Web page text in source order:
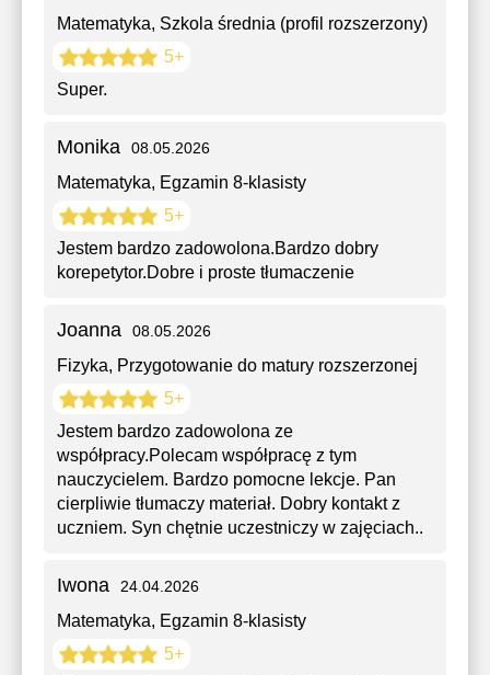
Matematyka, Szkola średnia (profil rozszerzony)
5+
Super.
Monika 08.05.2026
Matematyka, Egzamin 8-klasisty
5+
Jestem bardzo zadowolona.Bardzo dobry
korepetytor.Dobre i proste tłumaczenie
Joanna 08.05.2026
Fizyka, Przygotowanie do matury rozszerzonej
5+
Jestem bardzo zadowolоnа ze
współpracy.Polecam współpracę z tym
nauczycielem. Bardzo pomocne lekcje. Pan
cierpliwie tłumaczy materiał. Dobry kontakt z
uczniem. Syn chętnie uczestniczy w zajęciach..
Iwona 24.04.2026
Matematyka, Egzamin 8-klasisty
5+